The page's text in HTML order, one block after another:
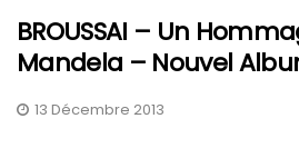
BROUSSAI – Un
Mandela – Nouvel
13 Décembre 2013